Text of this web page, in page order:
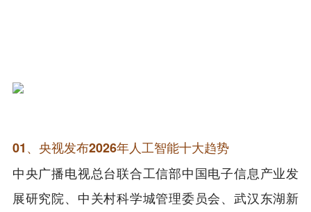
01、央视发布2026年人工智能十大趋势
中央广播电视总台联合工信部中国电子信息产业发
展研究院、中关村科学城管理委员会、武汉东湖新